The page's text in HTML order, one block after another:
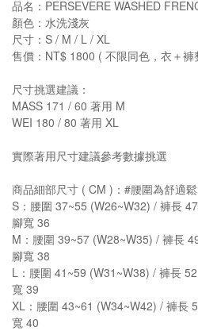
品名：PERSEVERE WASHED
顏色：水洗淺灰
尺寸：S / M / L / XL
售價：NT$ 1800 ( 不限同色，衣＋
尺寸挑選建議：
MASS 171 / 60 著用 M
WEI 180 / 80 著用 XL
實際著用尺寸建議參考數據挑選
商品細部尺寸 ( CM )：#腰圍為舒適
S：腰圍 37~55 (W26~W32) / 褲長
腳寬 36
M：腰圍 39~57 (W28~W35) / 褲長
腳寬 38
L：腰圍 41~59 (W31~W38) / 褲長
寬 39
XL：腰圍 43~61 (W34~W42) / 褲長
寬 40